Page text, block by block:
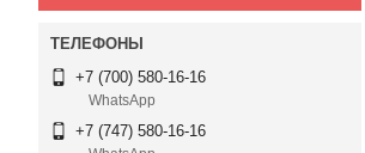
+7 (700) 580-16-16
WhatsApp
+7 (747) 580-16-16